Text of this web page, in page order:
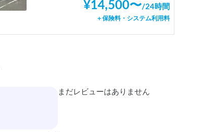
¥14,500〜/24時間
＋保険料・システム利用料
まだレビューはありません